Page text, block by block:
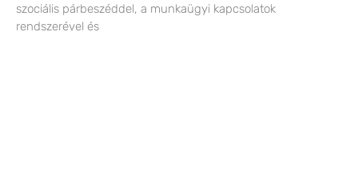
szociális párbeszéddel, a munkaügyi kapcsolatok
rendszerével és